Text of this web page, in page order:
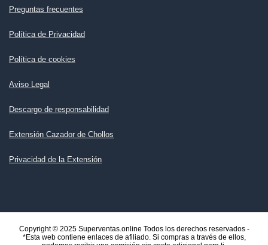
Preguntas frecuentes
Política de Privacidad
Política de cookies
Aviso Legal
Descargo de responsabilidad
Extensión Cazador de Chollos
Privacidad de la Extensión
Copyright © 2025 Superventas.online Todos los derechos reservados -
*Esta web contiene enlaces de afiliado. Si compras a través de ellos,